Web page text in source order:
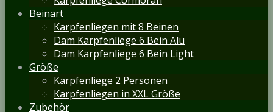
Beinart
Karpfenliegen mit 8 Beinen
Dam Karpfenliege 6 Bein Alu
Dam Karpfenliege 6 Bein Light
Größe
Karpfenliege 2 Personen
Karpfenliegen in XXL Größe
Zubehör